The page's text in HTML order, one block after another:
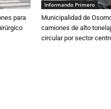
para
Informando Primero
Municipalidad de
camiones de alto
circular por sector